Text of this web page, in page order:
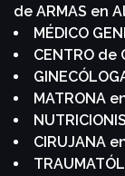
de ARMAS en
MÉDICO
CENTRO de
MATRONA
CIRUJANA